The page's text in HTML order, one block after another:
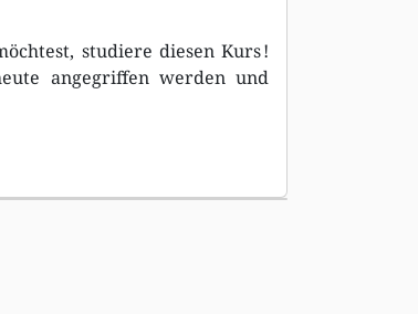
studiere diesen Kurs !
angegriffen werden und